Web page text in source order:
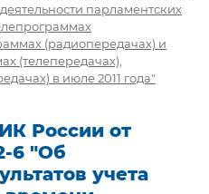
парламентских
(радиопередачах) и
(телепередачах),
в июле 2011 года"
России от
6 "Об
учета